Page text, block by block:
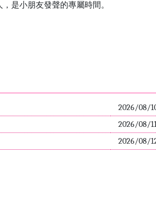
是小朋友發聲的專屬時間。
2026/08/
2026/08/
2026/08/